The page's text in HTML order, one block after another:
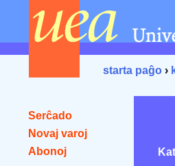
starta paĝo ›
Serĉado
Novaj varoj
Abonoj